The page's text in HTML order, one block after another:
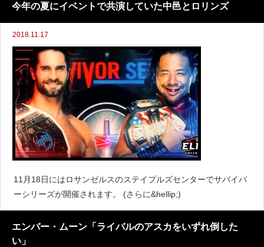
今年の夏にイベントで共演していた中邑とロリンズ
2018.11.17
11月18日にはロサンゼルスのステイプルズセンターでサバイバ
ーシリーズが開催されます。 (さらに&hellip;)
エンバー・ムーン「ライバルのアスカをいずれ倒した
い」